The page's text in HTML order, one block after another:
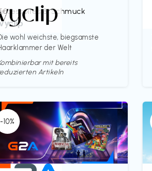
& Schmuck
wohl weichste, biegsamste
der Welt
mit bereits
Artikeln
-10%